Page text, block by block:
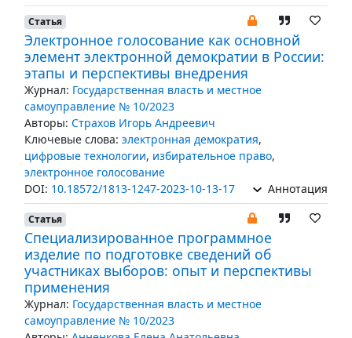
Статья
Электронное голосование как основной
элемент электронной демократии в России:
этапы и перспективы внедрения
Журнал: Государственная власть и местное
самоуправление № 10/2023
Авторы: Страхов Игорь Андреевич
Ключевые слова: электронная демократия,
цифровые технологии, избирательное право,
электронное голосование
DOI: 10.18572/1813-1247-2023-10-13-17 Аннотация
Статья
Специализированное программное
изделие по подготовке сведений об
участниках выборов: опыт и перспективы
применения
Журнал: Государственная власть и местное
самоуправление № 10/2023